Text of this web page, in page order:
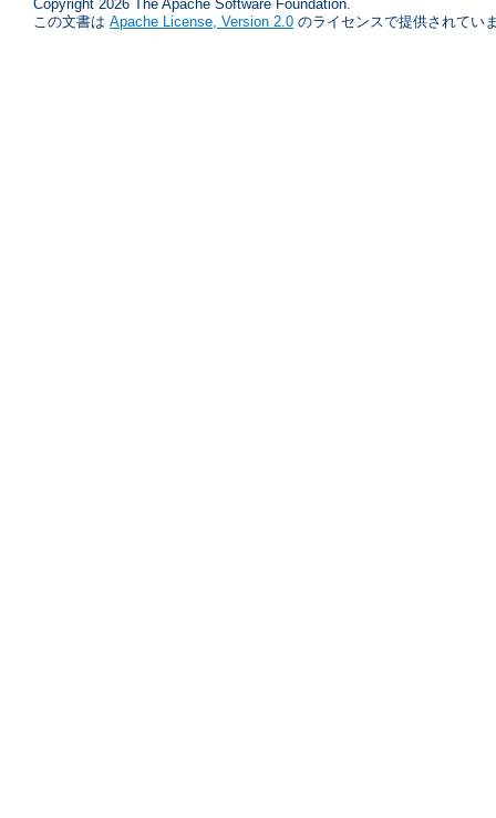
Copyright 2026 The Apache Software Foundation.
この文書は Apache License, Version 2.0 のライセンスで提供されてい